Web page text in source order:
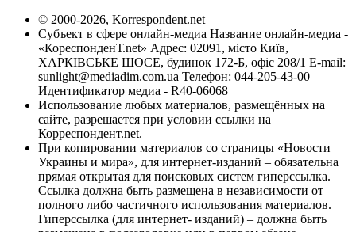
© 2000-2026, Korrespondent.net
Субъект в сфере онлайн-медиа Название онлайн-медиа -
«КореспонденТ.net» Адрес: 02091, місто Київ,
ХАРКІВСЬКЕ ШОСЕ, будинок 172-Б, офіс 208/1 E-mail:
sunlight@mediadim.com.ua Телефон: 044-205-43-00
Идентификатор медиа - R40-06068
Использование любых материалов, размещённых на
сайте, разрешается при условии ссылки на
Корреспондент.net.
При копировании материалов со страницы «Новости
Украины и мира», для интернет-изданий – обязательна
прямая открытая для поисковых систем гиперссылка.
Ссылка должна быть размещена в независимости от
полного либо частичного использования материалов.
Гиперссылка (для интернет- изданий) – должна быть